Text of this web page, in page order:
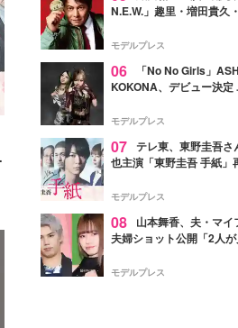
N.E.W.」趣里・増田貴久
徴する“謎のキーワード”も
モデルプレス
06
「No No Girls」
KOKONA、デビュー決定
リリースへ
モデルプレス
07 テレ東、東野圭吾さ
也主演「東野圭吾 手紙」
モデルプレス
08
山本舞香、夫・マ
夫婦ショット公開「2人
モデルプレス